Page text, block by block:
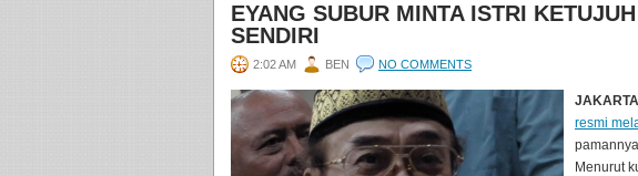
EYANG SUBUR MINTA ISTRI
SENDIRI
2:02 AM BEN NO COMMENTS
resmi
Menurut